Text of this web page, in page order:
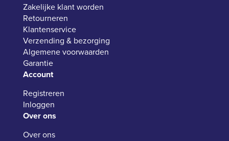
Zakelijke klant worden
Retourneren
Klantenservice
Verzending & bezorging
Algemene voorwaarden
Garantie
Account
Registreren
Inloggen
Over ons
Over ons